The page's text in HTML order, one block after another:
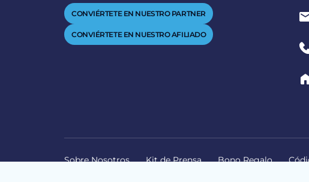
CONVIÉRTETE EN NUESTRO PARTNER
CONVIÉRTETE EN NUESTRO AFILIADO
Sobre Nosotros Kit de Prensa Bono Regalo